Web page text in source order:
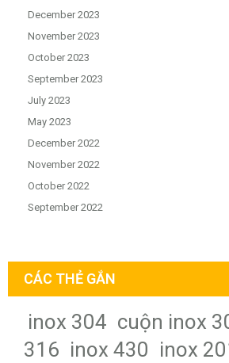
December 2023
November 2023
October 2023
September 2023
July 2023
May 2023
December 2022
November 2022
October 2022
September 2022
CÁC THẺ GẮN
inox 304 cuộn inox
316 inox 430 inox